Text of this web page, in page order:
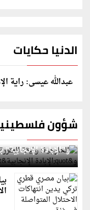
الدنيا حكايات
عبدالله عيسى: راية
شؤون
الخارجية: وثيقة
و"الإبادة